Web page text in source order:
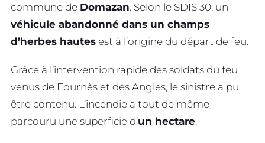
commune de Domazan. Selon le SDIS 30, un
véhicule abandonné dans un champs
d’herbes hautes est à l’origine du départ de feu.
Grâce à l’intervention rapide des soldats du feu
venus de Fournès et des Angles, le sinistre a pu
être contenu. L’incendie a tout de même
parcouru une superficie d’un hectare.